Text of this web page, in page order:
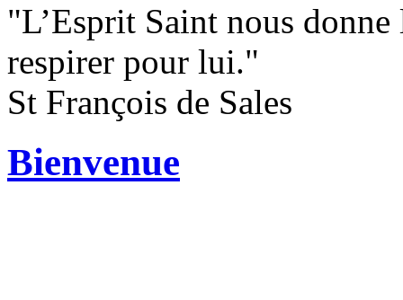
"L’Esprit Saint nous
respirer pour lui."
St François de Sales
Bienvenue